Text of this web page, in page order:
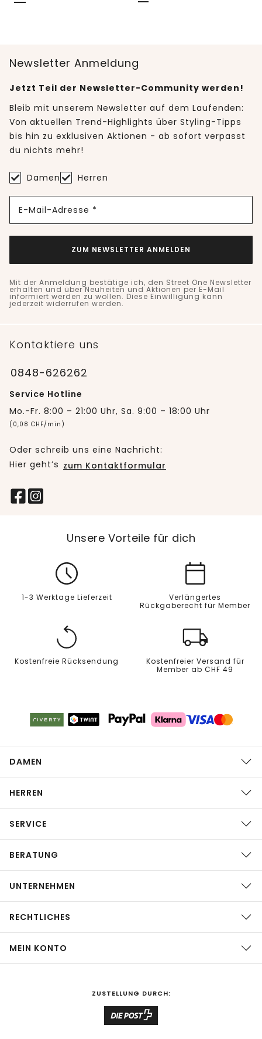
Newsletter Anmeldung
Jetzt Teil der Newsletter-Community werden!
Bleib mit unserem Newsletter auf dem Laufenden:
Von aktuellen Trend-Highlights über Styling-Tipps
bis hin zu exklusiven Aktionen - ab sofort verpasst
du nichts mehr!
Damen Herren
E-Mail-Adresse *
ZUM NEWSLETTER ANMELDEN
Mit der Anmeldung bestätige ich, den Street One Newsletter
erhalten und über Neuheiten und Aktionen per E-Mail
informiert werden zu wollen. Diese Einwilligung kann
jederzeit widerrufen werden.
Kontaktiere uns
0848-626262
Service Hotline
Mo.-Fr. 8:00 – 21:00 Uhr, Sa. 9:00 – 18:00 Uhr
(0,08 CHF/min)
Oder schreib uns eine Nachricht:
Hier geht’s zum Kontaktformular
Unsere Vorteile für dich
1-3 Werktage Lieferzeit
Verlängertes
Rückgaberecht für Member
Kostenfreie Rücksendung
Kostenfreier Versand für
Member ab CHF 49
DAMEN
HERREN
SERVICE
BERATUNG
UNTERNEHMEN
RECHTLICHES
MEIN KONTO
ZUSTELLUNG DURCH: